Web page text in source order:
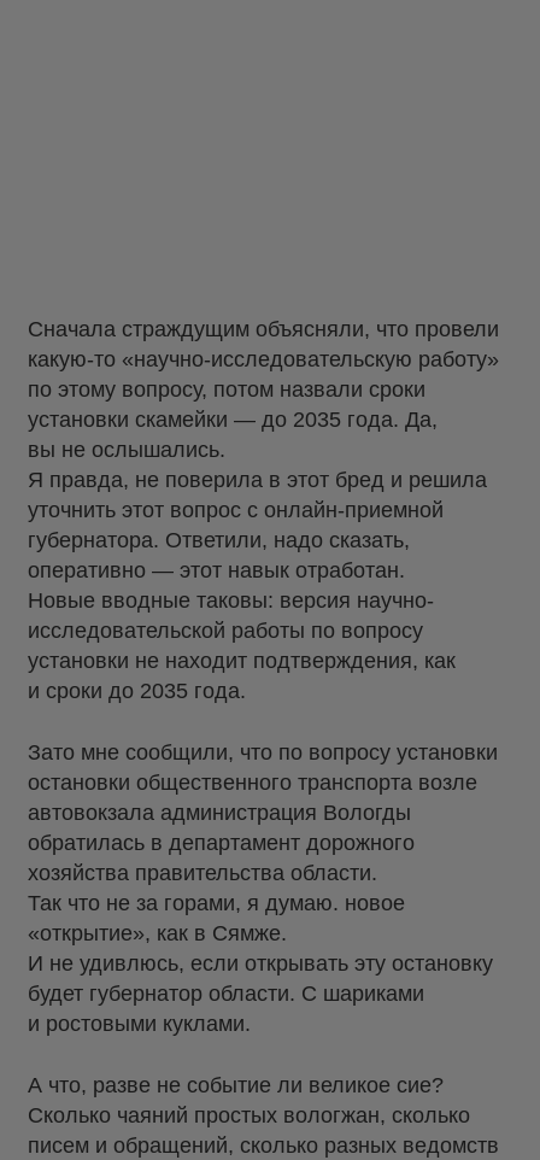
Сначала страждущим объясняли, что провели
какую-то «научно-исследовательскую работу»
по этому вопросу, потом назвали сроки
установки скамейки — до 2035 года. Да,
вы не ослышались.
Я правда, не поверила в этот бред и решила
уточнить этот вопрос с онлайн-приемной
губернатора. Ответили, надо сказать,
оперативно — этот навык отработан.
Новые вводные таковы: версия научно-
исследовательской работы по вопросу
установки не находит подтверждения, как
и сроки до 2035 года.
Зато мне сообщили, что по вопросу установки
остановки общественного транспорта возле
автовокзала администрация Вологды
обратилась в департамент дорожного
хозяйства правительства области.
Так что не за горами, я думаю. новое
«открытие», как в Сямже.
И не удивлюсь, если открывать эту остановку
будет губернатор области. С шариками
и ростовыми куклами.
А что, разве не событие ли великое сие?
Сколько чаяний простых вологжан, сколько
писем и обращений, сколько разных ведомств